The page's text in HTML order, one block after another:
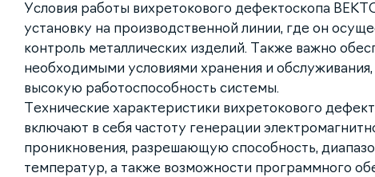
Условия работы вихретокового дефектоскопа
установку на производственной линии, где он
контроль металлических изделий. Также важно
необходимыми условиями хранения и
высокую работоспособность системы.
Технические характеристики вихретокового
включают в себя частоту генерации
проникновения, разрешающую способность,
температур, а также возможности программного